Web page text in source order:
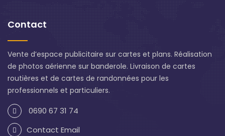
Contact
Vente d’espace publicitaire sur cartes et plans. Réalisation
de photos aérienne sur banderole. Livraison de cartes
routières et de cartes de randonnées pour les
professionnels et particuliers.
0690 67 31 74
Contact Email